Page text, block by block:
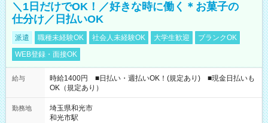
＼1日だけでOK！／好きな時に働く＊お菓子の
仕分け／日払いOK
派遣 職種未経験OK 社会人未経験OK 大学生歓迎
ブランクOK
WEB登録・面接OK
給与
時給1400円 ■日払い・週払いOK！(規定あり) ■現金日払いも
OK（規定あり）
勤務地
埼玉県和光市
和光市駅